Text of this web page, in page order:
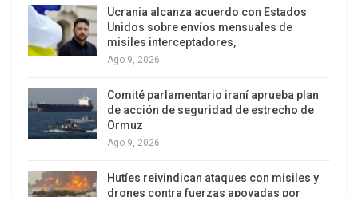
Ucrania alcanza acuerdo con Estados
Unidos sobre envíos mensuales de
misiles interceptadores,
Ago 9, 2026
Comité parlamentario iraní aprueba plan
de acción de seguridad de estrecho de
Ormuz
Ago 9, 2026
Hutíes reivindican ataques con misiles y
drones contra fuerzas apoyadas por